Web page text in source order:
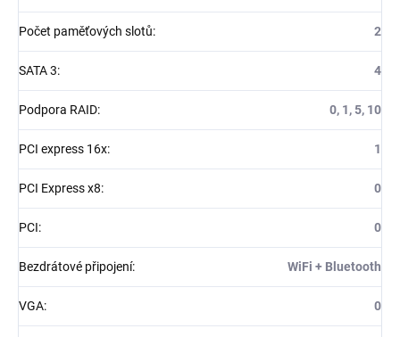
Počet paměťových slotů: 2
SATA 3: 4
Podpora RAID: 0, 1, 5, 10
PCI express 16x: 1
PCI Express x8: 0
PCI: 0
Bezdrátové připojení: WiFi + Bluetooth
VGA: 0